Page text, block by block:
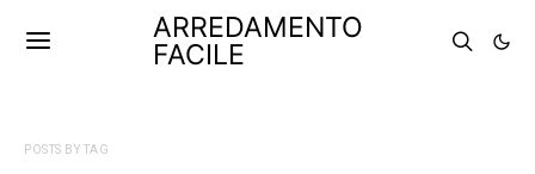
ARREDAMENTO
FACILE
POSTS BY TAG